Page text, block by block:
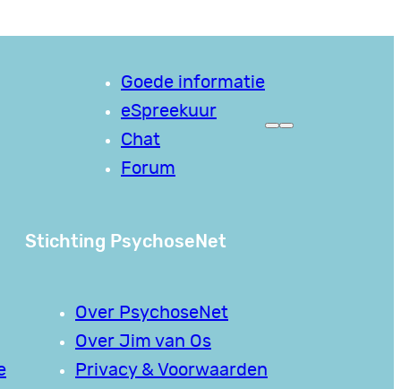
Goede informatie
eSpreekuur
Chat
Forum
Stichting PsychoseNet
Over PsychoseNet
Over Jim van Os
Privacy & Voorwaarden